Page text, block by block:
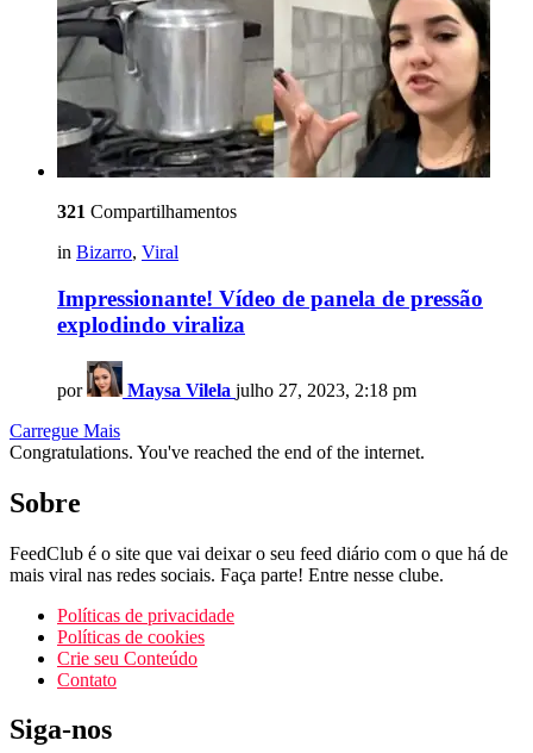
321 Compartilhamentos
in Bizarro, Viral
Impressionante! Vídeo de panela de pressão
explodindo viraliza
por Maysa Vilela julho 27, 2023, 2:18 pm
Carregue Mais
Congratulations. You've reached the end of the internet.
Sobre
FeedClub é o site que vai deixar o seu feed diário com o que há de
mais viral nas redes sociais. Faça parte! Entre nesse clube.
Políticas de privacidade
Políticas de cookies
Crie seu Conteúdo
Contato
Siga-nos